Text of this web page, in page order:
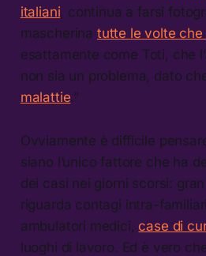
italiani , continua a farsi
mascherina tutte le volte che
esattamente come Toti, che
non sia un problema, dato
malattie.”
Ovviamente è difficile
siano l’unico fattore che ha
dei casi nei giorni scorsi:
riguarda contagi intra-
ambulatori medici, case di
luoghi di lavoro. Ed è vero